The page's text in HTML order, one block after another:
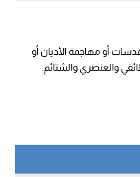
أو مهاجمة الأديان أو
والعنصري والشتائم.